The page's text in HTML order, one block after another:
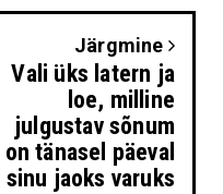
Järgmine
Vali üks latern ja
loe, milline
julgustav sõnum
on tänasel päeval
sinu jaoks varuks